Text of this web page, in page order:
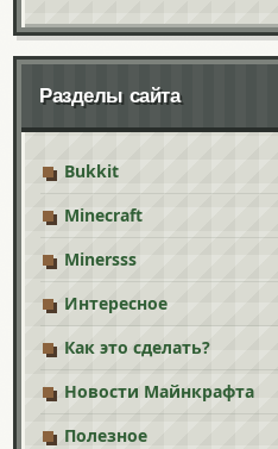
Разделы сайта
Bukkit
Minecraft
Minersss
Интересное
Как это сделать?
Новости Майнкрафта
Полезное